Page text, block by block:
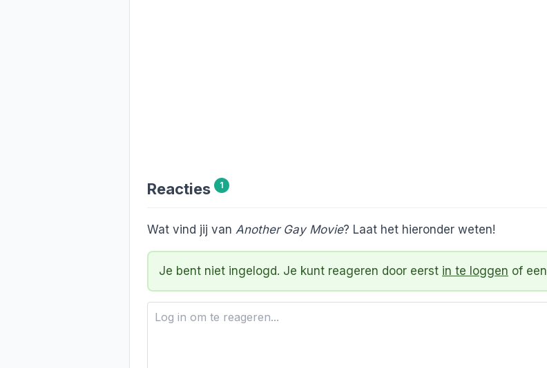
Reacties 1
Wat vind jij van Another Gay Movie? Laat het hieronder weten!
Je bent niet ingelogd. Je kunt reageren door eerst in te loggen of een